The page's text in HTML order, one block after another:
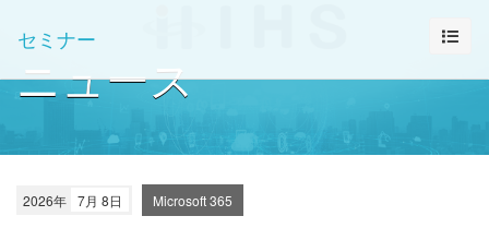
セミナー
ニュース
2026年 7月 8日 Microsoft 365